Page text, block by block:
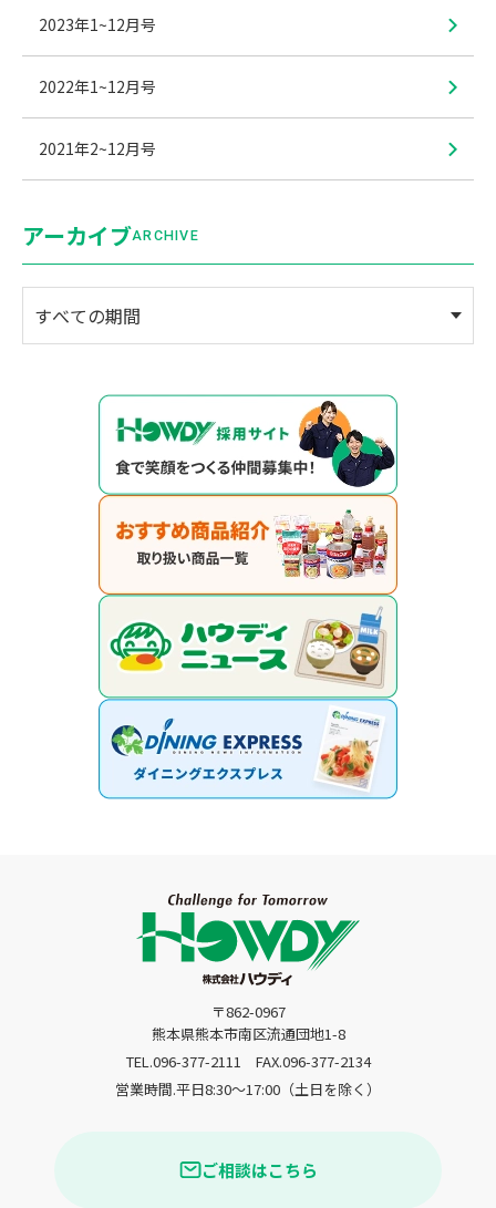
2023年1~12月号
2022年1~12月号
2021年2~12月号
アーカイブARCHIVE
〒862-0967
熊本県熊本市南区流通団地1-8
TEL.096-377-2111
FAX.096-377-2134
営業時間.平日8:30〜17:00（土日を除く）
ご相談はこちら